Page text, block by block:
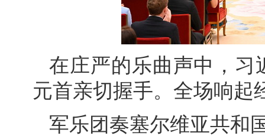
在庄严的乐曲声中，习
元首亲切握手。全场响起
军乐团奏塞尔维亚共和